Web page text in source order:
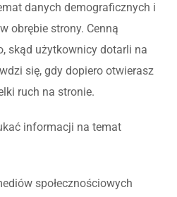
danych demograficznych i
obrębie strony. Cenną
skąd użytkownicy dotarli na
się, gdy dopiero otwierasz
ruch na stronie.
informacji na temat
społecznościowych